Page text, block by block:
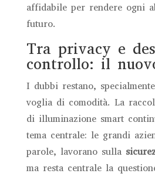
affidabile per rendere ogni
futuro.
Tra privacy e
controllo: il
I dubbi restano,
voglia di comodità. La
di illuminazione smart
tema centrale: le grandi
parole, lavorano sulla
ma resta centrale la